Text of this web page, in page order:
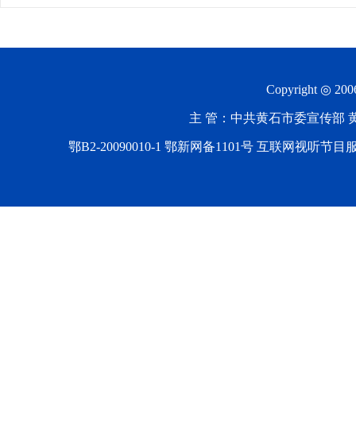
Copyright ◎
主 管：中共黄石市委宣传部
鄂B2-20090010-1 鄂新网备1101号 互联网视听节目